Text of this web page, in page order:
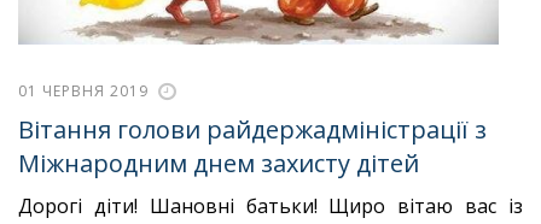
01 ЧЕРВНЯ 2019
Вітання голови райдержадміністрації з
Міжнародним днем захисту дітей
Дорогі діти! Шановні батьки! Щиро вітаю вас із